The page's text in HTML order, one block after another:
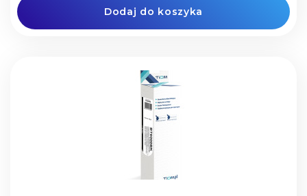
Dodaj do koszyka